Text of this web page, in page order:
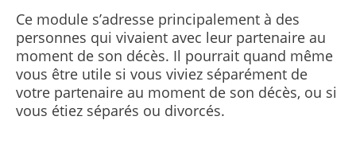
Ce module s’adresse principalement à des
personnes qui vivaient avec leur partenaire au
moment de son décès. Il pourrait quand même
vous être utile si vous viviez séparément de
votre partenaire au moment de son décès, ou si
vous étiez séparés ou divorcés.